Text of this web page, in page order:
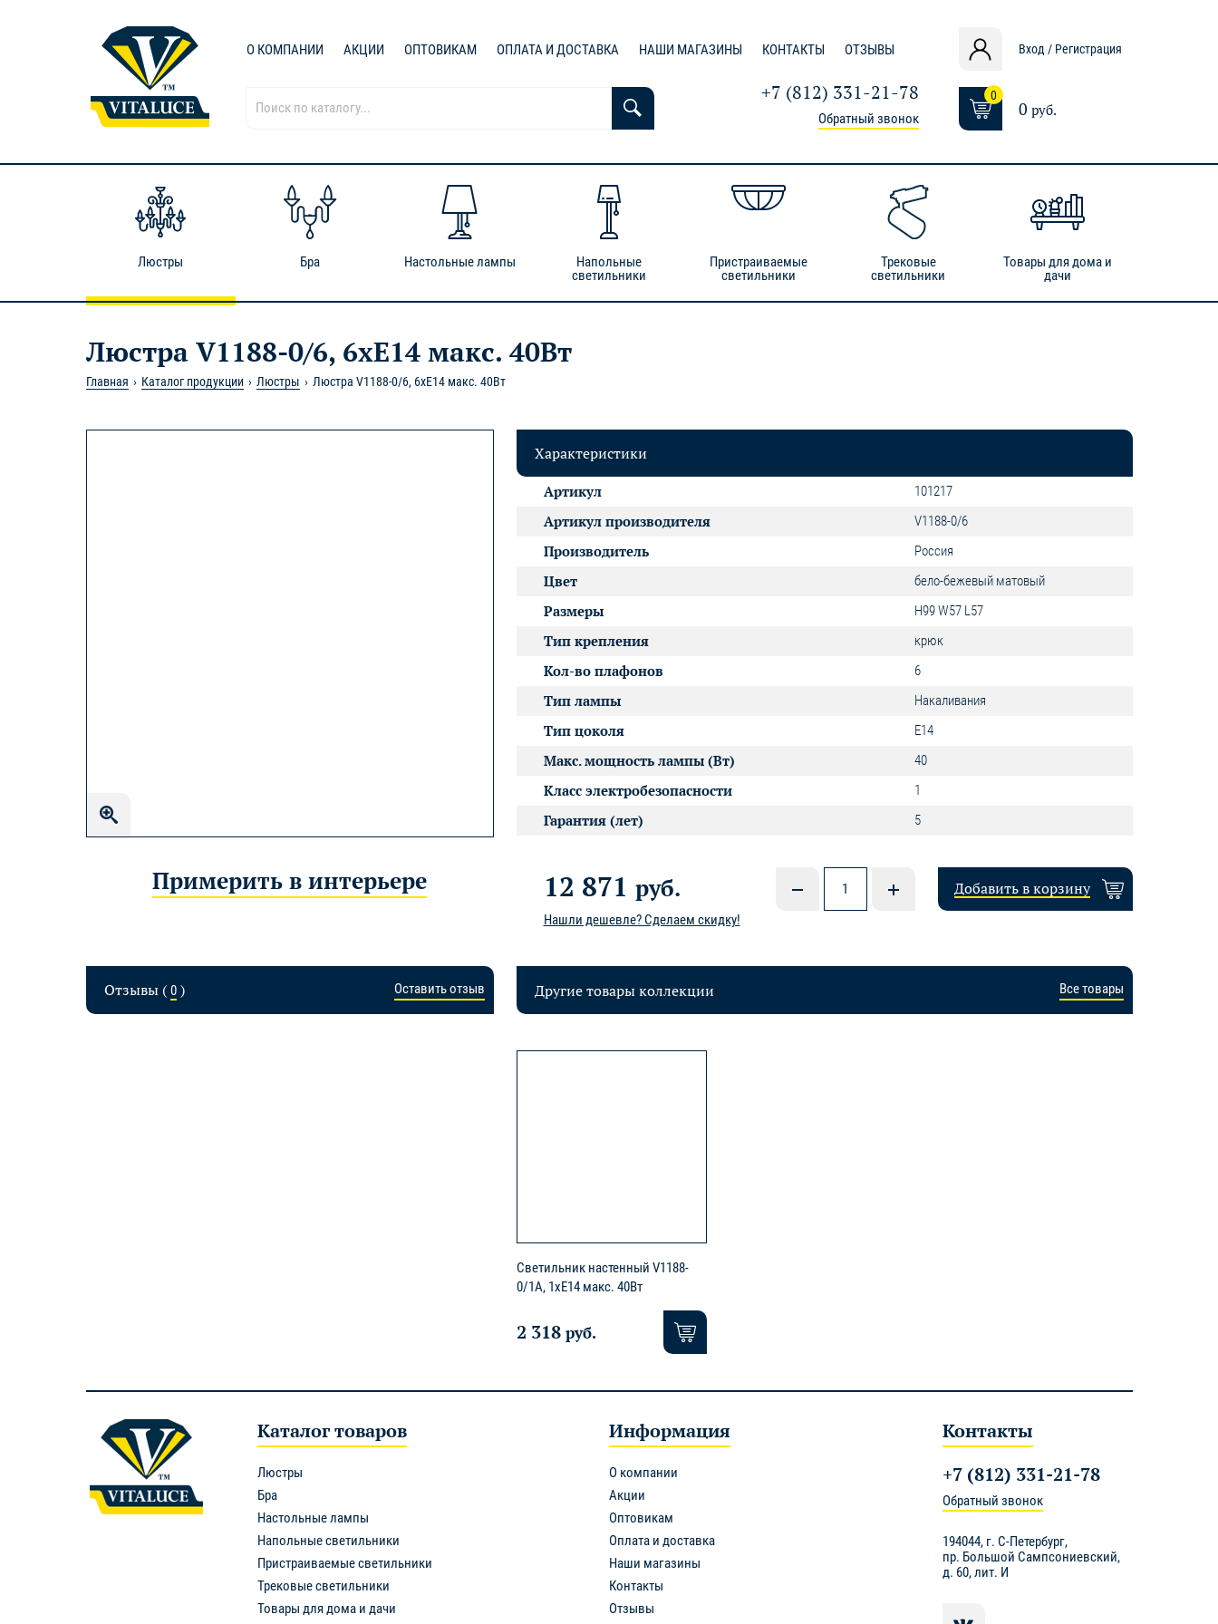
О КОМПАНИИ АКЦИИ ОПТОВИКАМ ОПЛАТА И ДОСТАВКА НАШИ МАГАЗИНЫ КОНТАКТЫ ОТЗЫВЫ
+7 (812) 331-21-78
Обратный звонок
Вход / Регистрация
0 руб.
0
Люстры Бра Настольные лампы
Напольные
светильники
Пристраиваемые
светильники
Трековые
светильники
Товары для дома и
дачи
Люстра V1188-0/6, 6xE14 макс. 40Вт
Главная Каталог продукции Люстры Люстра V1188-0/6, 6xE14 макс. 40Вт
Примерить в интерьере
Характеристики
Артикул 101217
Артикул производителя V1188-0/6
Производитель Россия
Цвет бело-бежевый матовый
Размеры H99 W57 L57
Тип крепления крюк
Кол-во плафонов 6
Тип лампы Накаливания
Тип цоколя E14
Макс. мощность лампы (Вт) 40
Класс электробезопасности 1
Гарантия (лет) 5
12 871 руб. Добавить в корзину
Нашли дешевле? Сделаем скидку!
Отзывы ( 0) Оставить отзыв Другие товары коллекции Все товары
Светильник настенный V1188-
0/1A, 1xE14 макс. 40Вт
2 318 руб.
Каталог товаров
Люстры
Бра
Настольные лампы
Напольные светильники
Пристраиваемые светильники
Трековые светильники
Товары для дома и дачи
Информация
О компании
Акции
Оптовикам
Оплата и доставка
Наши магазины
Контакты
Отзывы
Контакты
+7 (812) 331-21-78
Обратный звонок
194044, г. С-Петербург,
пр. Большой Сампсониевский,
д. 60, лит. И